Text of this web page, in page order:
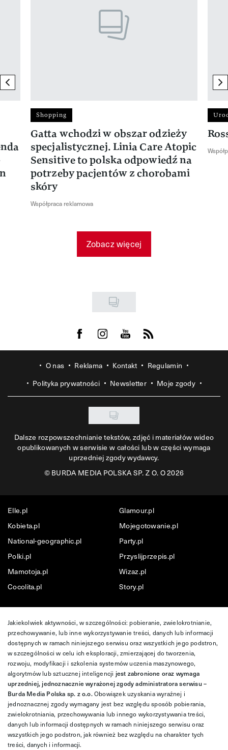
previous element
Shopping
Gatta wchodzi w obszar odzieży
specjalistycznej. Linia Care Atopic
Sensitive to polska odpowiedź na
potrzeby pacjentów z chorobami
skóry
Współpraca reklamowa
Zobacz więcej
Visit us on Facebook
Visit us on Instagram
Visit us on Youtube
Visit us on Rss
O nas Reklama Kontakt
Regulamin
Polityka prywatności
Newsletter Moje zgody
Dalsze rozpowszechnianie tekstów, zdjęć i materiałów wideo
opublikowanych w serwisie w całości lub w części wymaga
uprzedniej zgody wydawcy.
©BURDA MEDIA POLSKA SP. Z O. O 2026
Elle.pl
Glamour.pl
Kobieta.pl
Mojegotowanie.pl
National-geographic.pl
Party.pl
Polki.pl
Przyslijprzepis.pl
Mamotoja.pl
Wizaz.pl
Cocolita.pl
Story.pl
Jakiekolwiek aktywności, w szczególności: pobieranie, zwielokrotnianie,
przechowywanie, lub inne wykorzystywanie treści, danych lub informacji
dostępnych w ramach niniejszego serwisu oraz wszystkich jego podstron,
w szczególności w celu ich eksploracji, zmierzającej do tworzenia,
rozwoju, modyfikacji i szkolenia systemów uczenia maszynowego,
algorytmów lub sztucznej inteligencji jest zabronione oraz wymaga
uprzedniej, jednoznacznie wyrażonej zgody administratora serwisu –
Burda Media Polska sp. z o.o.Obowiązek uzyskania wyraźnej i
jednoznacznej zgody wymagany jest bez względu sposób pobierania,
zwielokrotniania, przechowywania lub innego wykorzystywania treści,
danych lub informacji dostępnych w ramach niniejszego serwisu oraz
wszystkich jego podstron, jak również bez względu na charakter tych
treści, danych i informacji.